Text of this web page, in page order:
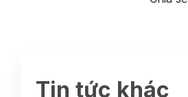
Tin tức khác